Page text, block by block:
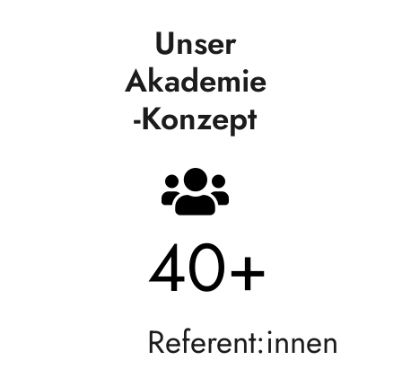
Unser
Akademie
-Konzept
40+
Referent:innen